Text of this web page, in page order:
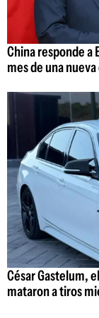
China responde a
mes de una
César Gastelum,
mataron a tiros